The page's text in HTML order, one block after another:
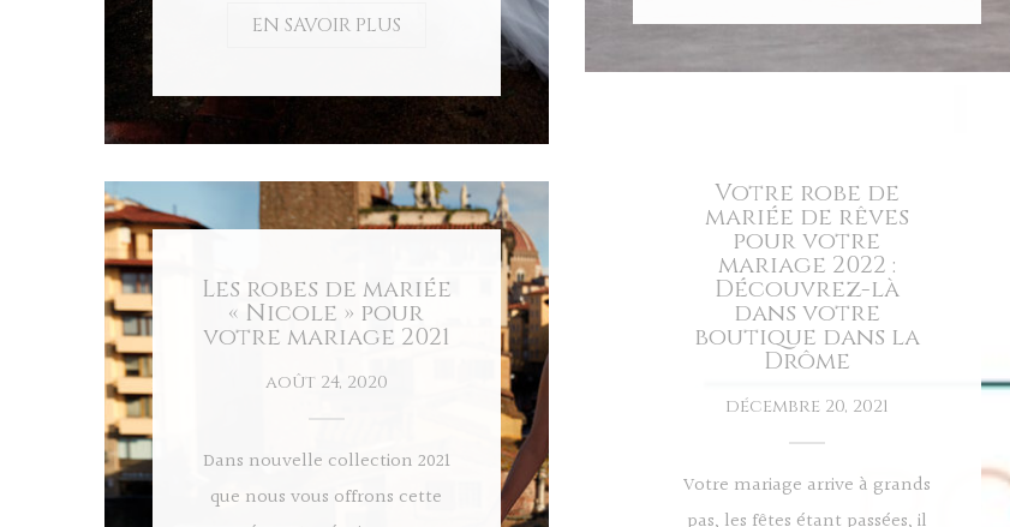
EN SAVOIR PLUS
Votre robe de
mariée de rêves
pour votre
mariage 2022 :
Découvrez-là
dans votre
boutique dans la
Drôme
décembre 20, 2021
Votre mariage arrive à grands
Les robes de mariée
« Nicole » pour
votre mariage 2021
août 24, 2020
Dans nouvelle collection 2021
que nous vous offrons cette